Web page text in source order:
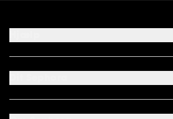
FAQ
Kontakt os
Min konto
Sephora kundeklub